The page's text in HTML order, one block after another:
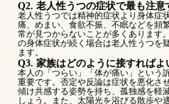
Q2. 老人性うつの症状で最も注
老人性うつでは精神的症状より身体症
痛、めまい、食欲不振、不眠などを頻
常が見つからないことが多くあります
の身体症状が続く場合は老人性うつを
ます。
Q3. 家族はどのように接すればよ
本人の「つらい」「体が痛い」という
重要です。否定や反論は症状を悪化さ
傾け共感する姿勢を持ち、孤独感を軽
しょう。また、太陽光を浴びる散歩や